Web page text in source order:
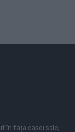
în fața casei sale,